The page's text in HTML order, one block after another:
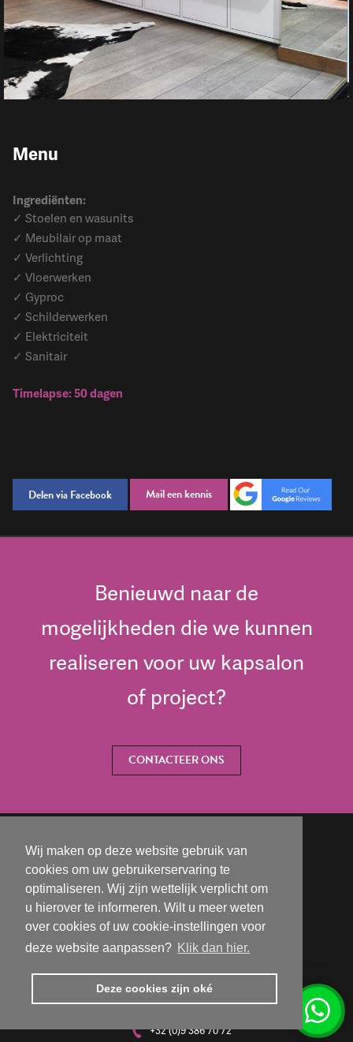
Wij maken op deze website gebruik van
cookies om uw gebruikerservaring te
optimaliseren. Wij zijn wettelijk verplicht om
u hierover te informeren. Wilt u meer weten
over cookies of uw cookie-instellingen voor
deze website aanpassen? Klik dan hier.
Deze cookies zijn oké
Menu
Ingrediënten:
✓ Stoelen en wasunits
✓ Meubilair op maat
✓ Verlichting
✓ Vloerwerken
✓ Gyproc
✓ Schilderwerken
✓ Elektriciteit
✓ Sanitair
Timelapse: 50 dagen
Delen via Facebook Mail een kennis
Benieuwd naar de
mogelijkheden die we kunnen
realiseren voor uw kapsalon
of project?
CONTACTEER ONS
+32 (0)9 386 70 72